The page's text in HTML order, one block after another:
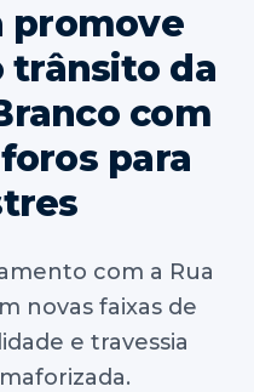
promove
trânsito da
com
para
com a Rua
novas faixas de
e travessia